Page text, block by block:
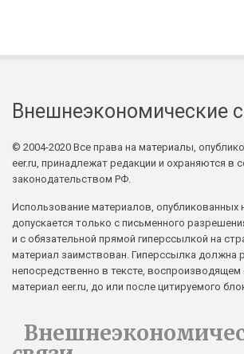
Внешнеэкономические
© 2004-2020 Все права на материалы,
eer.ru, принадлежат редакции и охраняются в
законодательством РФ.
Использование материалов, опубликованных
допускается только с письменного
и с обязательной прямой гиперссылкой на
материал заимствован. Гиперссылка должна
непосредственно в тексте, воспроизводящем
материал eer.ru, до или после цитируемого